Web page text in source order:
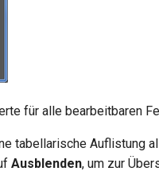
für alle bearbeitbaren
tabellarische Auflistung
Ausblenden, um zur